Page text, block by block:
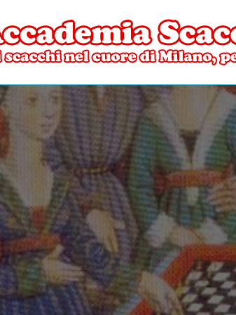
Scacchi Milano
di Milano